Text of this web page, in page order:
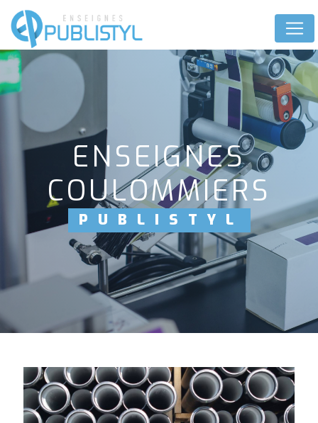
ENSEIGNES
COULOMMIERS
PUBLISTYL
Panneau de gestion des cookies